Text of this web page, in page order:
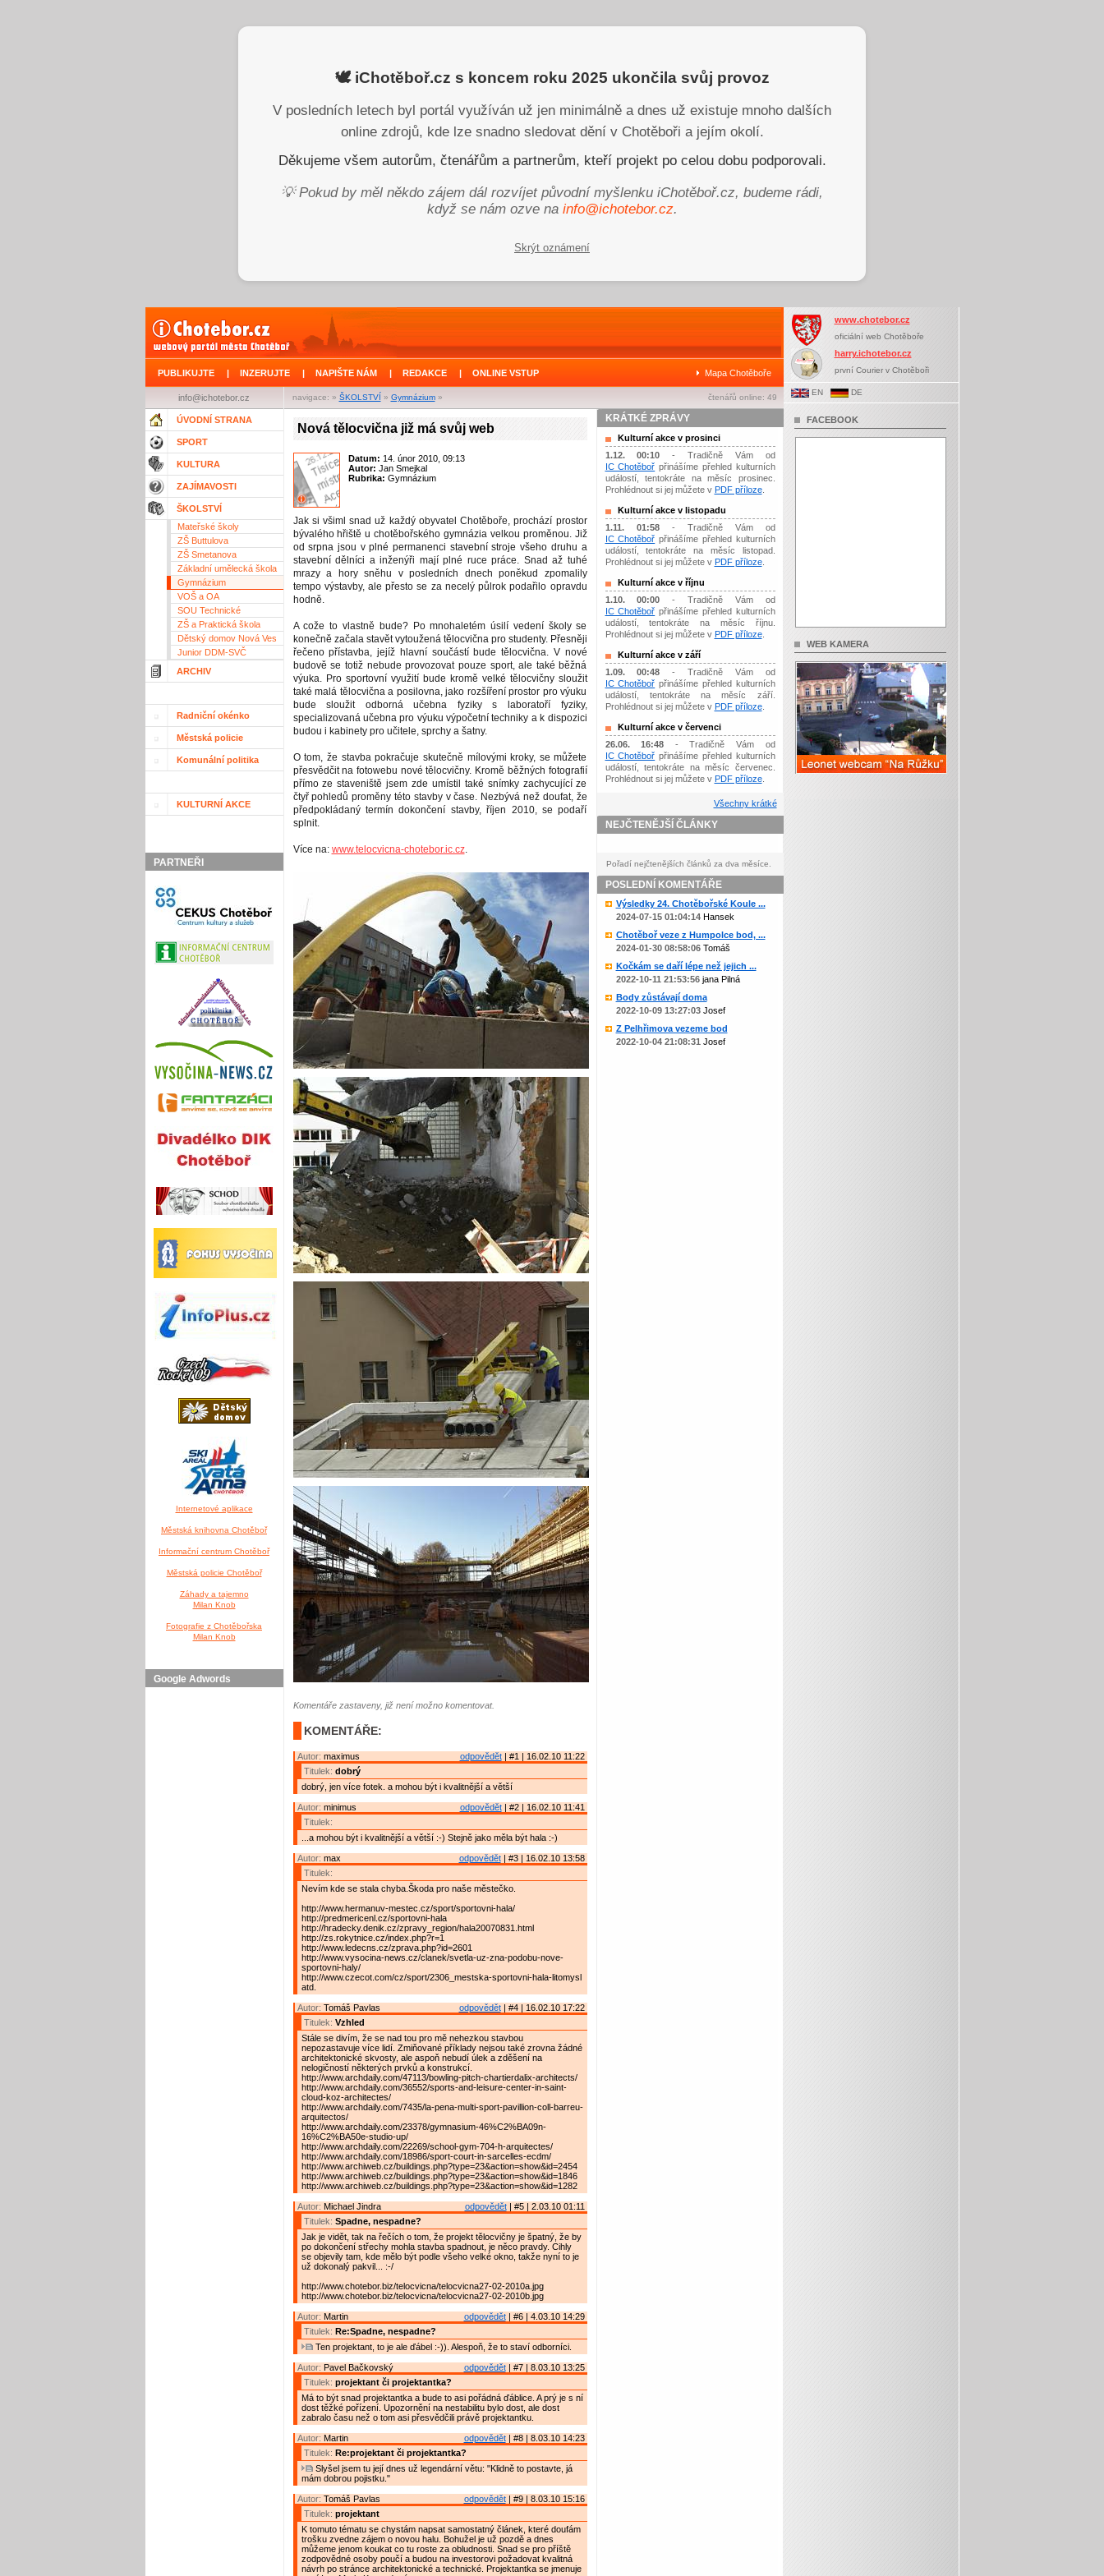
🕊️ iChotěboř.cz s koncem roku 2025 ukončila svůj provoz
V posledních letech byl portál využíván už jen minimálně a dnes už existuje mnoho dalších
online zdrojů, kde lze snadno sledovat dění v Chotěboři a jejím okolí.
Děkujeme všem autorům, čtenářům a partnerům, kteří projekt po celou dobu podporovali.
💡 Pokud by měl někdo zájem dál rozvíjet původní myšlenku iChotěboř.cz, budeme rádi,
když se nám ozve na info@ichotebor.cz.
Skrýt oznámení
PUBLIKUJTE | INZERUJTE | NAPIŠTE NÁM | REDAKCE | ONLINE VSTUP Mapa Chotěboře
navigace: » ŠKOLSTVÍ » Gymnázium» čtenářů online: 49
info@ichotebor.cz
ÚVODNÍ STRANA
SPORT
KULTURA
ZAJÍMAVOSTI
ŠKOLSTVÍ
Mateřské školy
ZŠ Buttulova
ZŠ Smetanova
Základní umělecká škola
Gymnázium
VOŠ a OA
SOU Technické
ZŠ a Praktická škola
Dětský domov Nová Ves
Junior DDM-SVČ
ARCHIV
Radniční okénko
Městská policie
Komunální politika
KULTURNÍ AKCE
PARTNEŘI
Internetové aplikace
Městská knihovna Chotěboř
Informační centrum Chotěboř
Městská policie Chotěboř
Záhady a tajemno
Milan Knob
Fotografie z Chotěbořska
Milan Knob
Google Adwords
Nová tělocvična již má svůj web
Datum: 14. únor 2010, 09:13
Autor: Jan Smejkal
Rubrika: Gymnázium
Jak si všiml snad už každý obyvatel Chotěboře, prochází prostor
bývalého hřiště u chotěbořského gymnázia velkou proměnou. Již
od srpna jsou v plné permanenci stavební stroje všeho druhu a
stavební dělníci a inženýři mají plné ruce práce. Snad až tuhé
mrazy a hory sněhu v posledních dnech poněkud zpomalily
tempo výstavby, ale přesto se za necelý půlrok podařilo opravdu
hodně.
A cože to vlastně bude? Po mnohaletém úsilí vedení školy se
konečně začala stavět vytoužená tělocvična pro studenty. Přesněji
řečeno přístavba, jejíž hlavní součástí bude tělocvična. V nové
budově se totiž nebude provozovat pouze sport, ale také běžná
výuka. Pro sportovní využití bude kromě velké tělocvičny sloužit
také malá tělocvična a posilovna, jako rozšíření prostor pro výuku
bude sloužit odborná učebna fyziky s laboratoří fyziky,
specializovaná učebna pro výuku výpočetní techniky a k dispozici
budou i kabinety pro učitele, sprchy a šatny.
O tom, že stavba pokračuje skutečně mílovými kroky, se můžete
přesvědčit na fotowebu nové tělocvičny. Kromě běžných fotografií
přímo ze staveniště jsem zde umístil také snímky zachycující ze
čtyř pohledů proměny této stavby v čase. Nezbývá než doufat, že
předpokládaný termín dokončení stavby, říjen 2010, se podaří
splnit.
Více na: www.telocvicna-chotebor.ic.cz.
Komentáře zastaveny, již není možno komentovat.
KOMENTÁŘE:
odpovědět| #1 | 16.02.10 11:22
Autor: maximus
Titulek: dobrý
dobrý, jen více fotek. a mohou být i kvalitnější a větší
odpovědět| #2 | 16.02.10 11:41
Autor: minimus
Titulek:
...a mohou být i kvalitnější a větší :-) Stejně jako měla být hala :-)
odpovědět| #3 | 16.02.10 13:58
Autor: max
Titulek:
Nevím kde se stala chyba.Škoda pro naše městečko.
http://www.hermanuv-mestec.cz/sport/sportovni-hala/
http://predmericenl.cz/sportovni-hala
http://hradecky.denik.cz/zpravy_region/hala20070831.html
http://zs.rokytnice.cz/index.php?r=1
http://www.ledecns.cz/zprava.php?id=2601
http://www.vysocina-news.cz/clanek/svetla-uz-zna-podobu-nove-
sportovni-haly/
http://www.czecot.com/cz/sport/2306_mestska-sportovni-hala-litomysl
atd.
odpovědět| #4 | 16.02.10 17:22
Autor: Tomáš Pavlas
Titulek: Vzhled
Stále se divím, že se nad tou pro mě nehezkou stavbou
nepozastavuje více lidí. Zmiňované příklady nejsou také zrovna žádné
architektonické skvosty, ale aspoň nebudí úlek a zděšení na
nelogičností některých prvků a konstrukcí.
http://www.archdaily.com/47113/bowling-pitch-chartierdalix-architects/
http://www.archdaily.com/36552/sports-and-leisure-center-in-saint-
cloud-koz-architectes/
http://www.archdaily.com/7435/la-pena-multi-sport-pavillion-coll-barreu-
arquitectos/
http://www.archdaily.com/23378/gymnasium-46%C2%BA09n-
16%C2%BA50e-studio-up/
http://www.archdaily.com/22269/school-gym-704-h-arquitectes/
http://www.archdaily.com/18986/sport-court-in-sarcelles-ecdm/
http://www.archiweb.cz/buildings.php?type=23&action=show&id=2454
http://www.archiweb.cz/buildings.php?type=23&action=show&id=1846
http://www.archiweb.cz/buildings.php?type=23&action=show&id=1282
odpovědět| #5 | 2.03.10 01:11
Autor: Michael Jindra
Titulek: Spadne, nespadne?
Jak je vidět, tak na řečích o tom, že projekt tělocvičny je špatný, že by
po dokončení střechy mohla stavba spadnout, je něco pravdy. Cihly
se objevily tam, kde mělo být podle všeho velké okno, takže nyní to je
už dokonalý pakvil... :-/
http://www.chotebor.biz/telocvicna/telocvicna27-02-2010a.jpg
http://www.chotebor.biz/telocvicna/telocvicna27-02-2010b.jpg
odpovědět| #6 | 4.03.10 14:29
Autor: Martin
Titulek: Re:Spadne, nespadne?
Ten projektant, to je ale ďábel :-)). Alespoň, že to staví odborníci.
odpovědět| #7 | 8.03.10 13:25
Autor: Pavel Bačkovský
Titulek: projektant či projektantka?
Má to být snad projektantka a bude to asi pořádná ďáblice. A prý je s ní
dost těžké pořízení. Upozornění na nestabilitu bylo dost, ale dost
zabralo času než o tom asi přesvědčili právě projektantku.
odpovědět| #8 | 8.03.10 14:23
Autor: Martin
Titulek: Re:projektant či projektantka?
Slyšel jsem tu její dnes už legendární větu: "Klidně to postavte, já
mám dobrou pojistku."
odpovědět| #9 | 8.03.10 15:16
Autor: Tomáš Pavlas
Titulek: projektant
K tomuto tématu se chystám napsat samostatný článek, které doufám
trošku zvedne zájem o novou halu. Bohužel je už pozdě a dnes
můžeme jenom koukat co tu roste za obludnosti. Snad se pro příště
zodpovědné osoby poučí a budou na investorovi požadovat kvalitná
návrh po stránce architektonické a technické. Projektantka se jmenuje
KRÁTKÉ ZPRÁVY
Kulturní akce v prosinci
1.12. 00:10 - Tradičně Vám od
IC Chotěboř přinášíme přehled kulturních
událostí, tentokráte na měsíc prosinec.
Prohlédnout si jej můžete v PDF příloze.
Kulturní akce v listopadu
1.11. 01:58- Tradičně Vám od
IC Chotěboř přinášíme přehled kulturních
událostí, tentokráte na měsíc listopad.
Prohlédnout si jej můžete v PDF příloze.
Kulturní akce v říjnu
1.10. 00:00 - Tradičně Vám od
IC Chotěboř přinášíme přehled kulturních
událostí, tentokráte na měsíc říjnu.
Prohlédnout si jej můžete v PDF příloze.
Kulturní akce v září
1.09. 00:48 - Tradičně Vám od
IC Chotěboř přinášíme přehled kulturních
událostí, tentokráte na měsíc září.
Prohlédnout si jej můžete v PDF příloze.
Kulturní akce v červenci
26.06. 16:48 - Tradičně Vám od
IC Chotěboř přinášíme přehled kulturních
událostí, tentokráte na měsíc červenec.
Prohlédnout si jej můžete v PDF příloze.
Všechny krátké
NEJČTENĚJŠÍ ČLÁNKY
Pořadí nejčtenějších článků za dva měsíce.
POSLEDNÍ KOMENTÁŘE
Výsledky 24. Chotěbořské Koule ...
2024-07-15 01:04:14Hansek
Chotěboř veze z Humpolce bod, ...
2024-01-30 08:58:06Tomáš
Kočkám se daří lépe než jejich ...
2022-10-11 21:53:56jana Pilná
Body zůstávají doma
2022-10-09 13:27:03Josef
Z Pelhřimova vezeme bod
2022-10-04 21:08:31 Josef
www.chotebor.cz
oficiální web Chotěboře
harry.ichotebor.cz
první Courier v Chotěboři
EN DE
FACEBOOK
WEB KAMERA